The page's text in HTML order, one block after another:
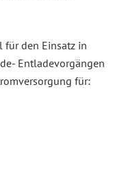
für den Einsatz in
Entladevorgängen
für: